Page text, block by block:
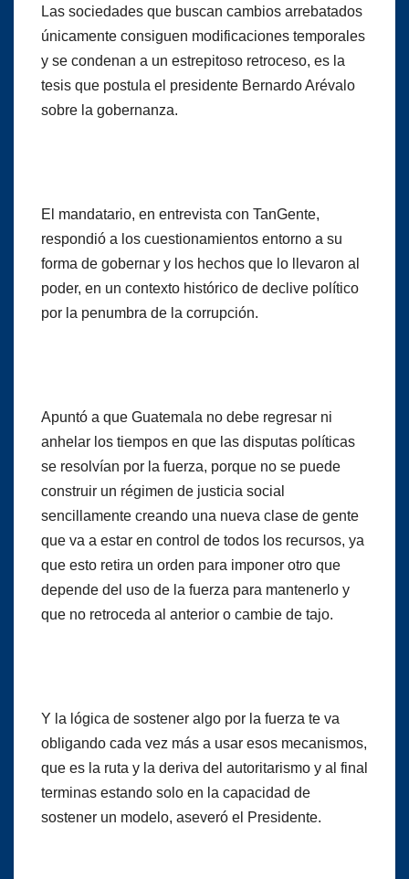
Las sociedades que buscan cambios arrebatados
únicamente consiguen modificaciones temporales
y se condenan a un estrepitoso retroceso, es la
tesis que postula el presidente Bernardo Arévalo
sobre la gobernanza.
El mandatario, en entrevista con TanGente,
respondió a los cuestionamientos entorno a su
forma de gobernar y los hechos que lo llevaron al
poder, en un contexto histórico de declive político
por la penumbra de la corrupción.
Apuntó a que Guatemala no debe regresar ni
anhelar los tiempos en que las disputas políticas
se resolvían por la fuerza, porque no se puede
construir un régimen de justicia social
sencillamente creando una nueva clase de gente
que va a estar en control de todos los recursos, ya
que esto retira un orden para imponer otro que
depende del uso de la fuerza para mantenerlo y
que no retroceda al anterior o cambie de tajo.
Y la lógica de sostener algo por la fuerza te va
obligando cada vez más a usar esos mecanismos,
que es la ruta y la deriva del autoritarismo y al final
terminas estando solo en la capacidad de
sostener un modelo, aseveró el Presidente.